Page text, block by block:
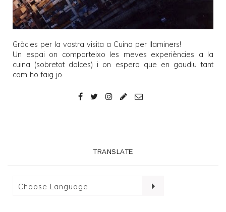
Gràcies per la vostra visita a Cuina per llaminers!
Un espai on comparteixo les meves experiències a la
cuina (sobretot dolces) i on espero que en gaudiu tant
com ho faig jo.
TRANSLATE